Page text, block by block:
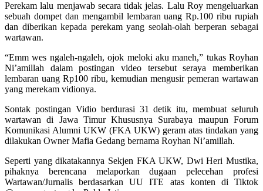
Perekam lalu menjawab secara tidak jelas. Lalu Roy mengeluarkan
sebuah dompet dan mengambil lembaran uang Rp.100 ribu rupiah
dan diberikan kepada perekam yang seolah-olah berperan sebagai
wartawan.
“Emm wes ngaleh-ngaleh, ojok meloki aku maneh,” tukas Royhan
Ni’amillah dalam postingan video tersebut seraya memberikan
lembaran uang Rp100 ribu, kemudian mengusir pemeran wartawan
yang merekam vidionya.
Sontak postingan Vidio berdurasi 31 detik itu, membuat seluruh
wartawan di Jawa Timur Khususnya Surabaya maupun Forum
Komunikasi Alumni UKW (FKA UKW) geram atas tindakan yang
dilakukan Owner Mafia Gedang bernama Royhan Ni’amillah.
Seperti yang dikatakannya Sekjen FKA UKW, Dwi Heri Mustika,
pihaknya berencana melaporkan dugaan pelecehan profesi
Wartawan/Jurnalis berdasarkan UU ITE atas konten di Tiktok